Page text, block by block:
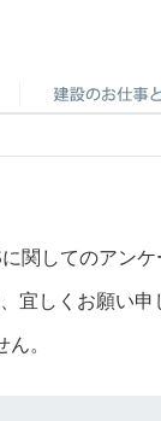
関してのアン
宜しくお願い申
。